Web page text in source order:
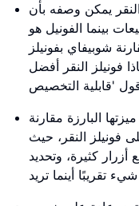
يمكن وصفه بأن
بينما الفونيل هو
شوبيفاي بفونيلز
فونيلز النقر أفضل
البارزة مقارنة
فونيلز النقر، حيث
كثيرة، وتحديد